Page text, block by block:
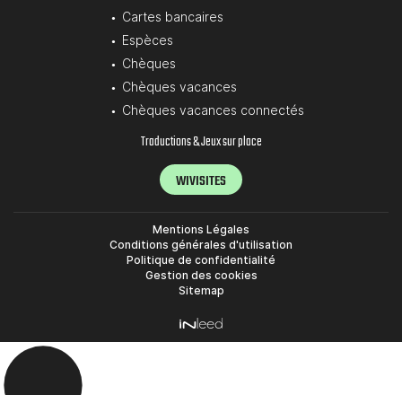
Cartes bancaires
Espèces
Chèques
Chèques vacances
Chèques vacances connectés
Traductions & Jeux sur place
WIVISITES
Mentions Légales
Conditions générales d'utilisation
Politique de confidentialité
Gestion des cookies
Sitemap